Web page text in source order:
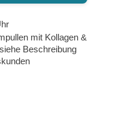
mit Kollagen &
Beschreibung